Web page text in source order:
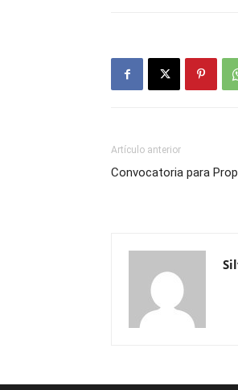
Artículo anterior
Convocatoria para